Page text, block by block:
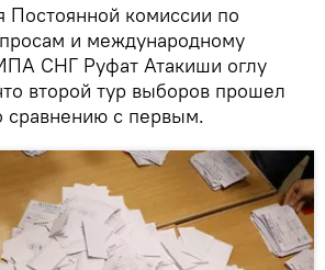
Постоянной комиссии по
и международному
СНГ Руфат Атакиши оглу
второй тур выборов прошел
сравнению с первым.